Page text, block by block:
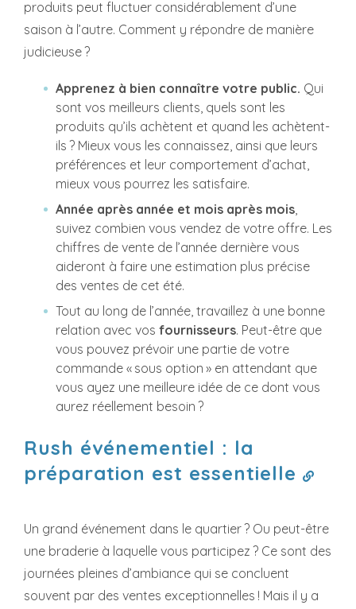
produits peut fluctuer considérablement d’une
saison à l’autre. Comment y répondre de manière
judicieuse ?
Apprenez à bien connaître votre public. Qui
sont vos meilleurs clients, quels sont les
produits qu’ils achètent et quand les achètent-
ils ? Mieux vous les connaissez, ainsi que leurs
préférences et leur comportement d’achat,
mieux vous pourrez les satisfaire.
Année après année et mois après mois
suivez combien vous vendez de votre offre. Les
chiffres de vente de l’année dernière vous
aideront à faire une estimation plus précise
des ventes de cet été.
Tout au long de l’année, travaillez à une bonne
relation avec vos fournisseurs. Peut-être que
vous pouvez prévoir une partie de votre
commande « sous option » en attendant que
vous ayez une meilleure idée de ce dont vous
aurez réellement besoin ?
Rush événementiel : la
préparation est essentielle
Un grand événement dans le quartier ? Ou peut-être
une braderie à laquelle vous participez ? Ce sont des
journées pleines d’ambiance qui se concluent
souvent par des ventes exceptionnelles ! Mais il y a